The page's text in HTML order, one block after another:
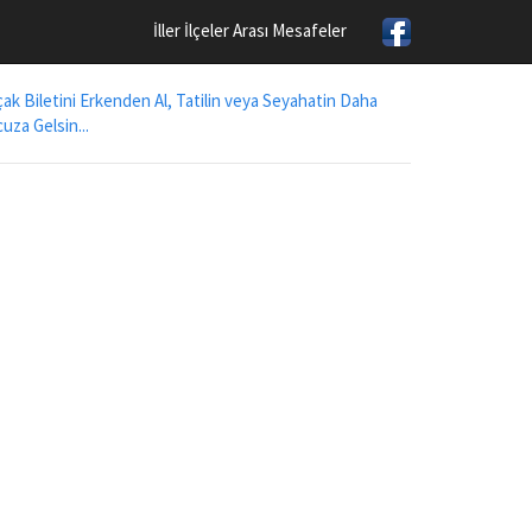
İller İlçeler Arası Mesafeler
Biletini Erkenden Al, Tatilin veya Seyahatin Daha
Gelsin...